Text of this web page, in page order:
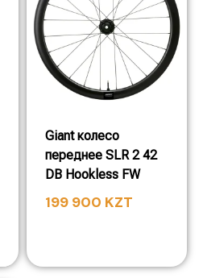
Giant колесо
переднее SLR 2 42
DB Hookless FW
199 900 KZT